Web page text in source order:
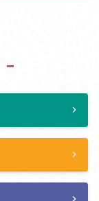
chevron_right
chevron_right